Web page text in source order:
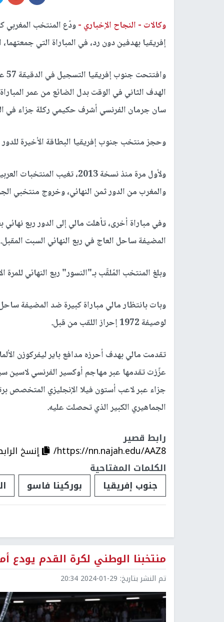
وكالات - النجاح الإخباري -ودّع المنتخب المغربي
إفريقيا بهدفين دون رد، في المباراة التي جمعتهما،
الهدف الثاني في الوقت بدل الضائع من عمر
سان جرمان الفرنسي أشرف حكيمي ركلة جزاء في
وحجز منتخب جنوب إفريقيا البطاقة الأخيرة
ولأول مرة منذ نسخة 2013،
والمغرب من الدور ثمن النهائي، وخروج منتخبي
المضيفة ساحل العاج في ربع النهائي السبت المقبل.
وبلغ المنتخب المُلقّب بـ"النسور" ربع النهائي للمرة الأولى منذ 2013، حين واصل مشواره
وبات بانتظار مالي مباراة كبيرة ضد المضيفة
لوصيفة 1972 إحراز اللقب من قبل.
الجماهيري الكبير الذي تحصلت عليه.
رابط قصير
https://nn.najah.edu/AAZ8/
إنسخ
الكلمات المفتاحية
جنوب إفريقيا
بوركينا فاسو
منتخبنا الوطني لكرة القدم
تم النشر بتاريخ: 2024-01-29 20:34